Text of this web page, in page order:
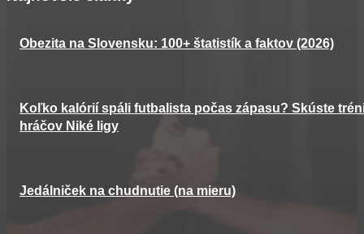
Obezita na Slovensku: 100+ štatistík a faktov (2026)
Koľko kalórií spáli futbalista počas zápasu? Skúste
hráčov Niké ligy
Jedálniček na chudnutie (na mieru)